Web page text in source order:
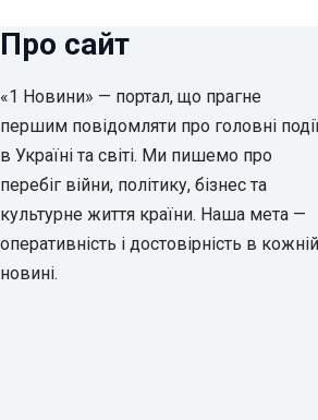
Про сайт
«1 Новини» — портал, що прагне
першим повідомляти про головні
в Україні та світі. Ми пишемо про
перебіг війни, політику, бізнес та
культурне життя країни. Наша мета —
оперативність і достовірність в кожній
новині.